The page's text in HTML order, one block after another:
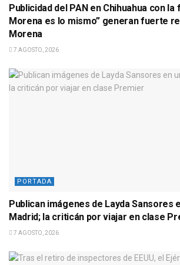
Publicidad del PAN en Chihuahua con
Morena es lo mismo” generan fuerte
Morena
7 AGOSTO, 2026
PORTADA
Publican imágenes de Layda Sansores
Madrid; la criticán por viajar en clase
7 AGOSTO, 2026